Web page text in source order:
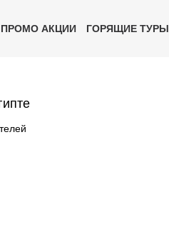
ПРОМО АКЦИИ ГОРЯЩИЕ ТУРЫ